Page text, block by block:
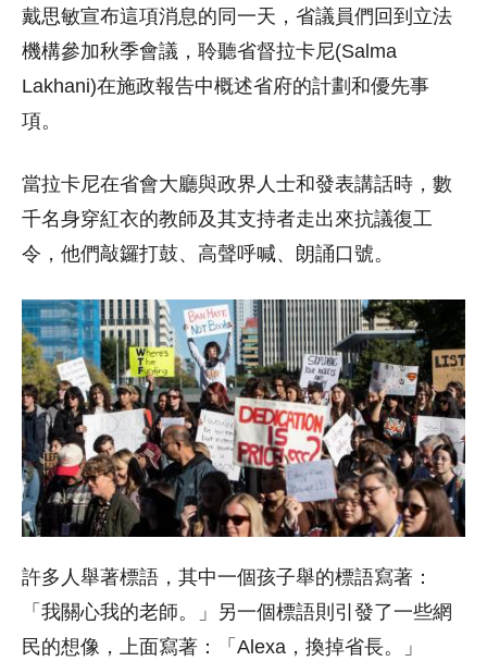
戴思敏宣布這項消息的同一天，省議員們回到立法
機構參加秋季會議，聆聽省督拉卡尼(Salma
Lakhani)在施政報告中概述省府的計劃和優先事
項。
當拉卡尼在省會大廳與政界人士和發表講話時，數
千名身穿紅衣的教師及其支持者走出來抗議復工
令，他們敲鑼打鼓、高聲呼喊、朗誦口號。
許多人舉著標語，其中一個孩子舉的標語寫著：
「我關心我的老師。」另一個標語則引發了一些網
民的想像，上面寫著：「Alexa，換掉省長。」